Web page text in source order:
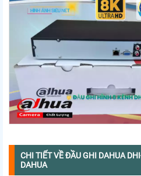
CHI TIẾT VỀ ĐẦU GHI DAHUA
DAHUA